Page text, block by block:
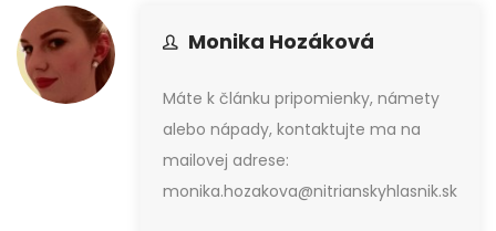
Monika Hozáková
Máte k článku pripomienky, námety
alebo nápady, kontaktujte ma na
mailovej adrese:
monika.hozakova@nitrianskyhlasnik.sk